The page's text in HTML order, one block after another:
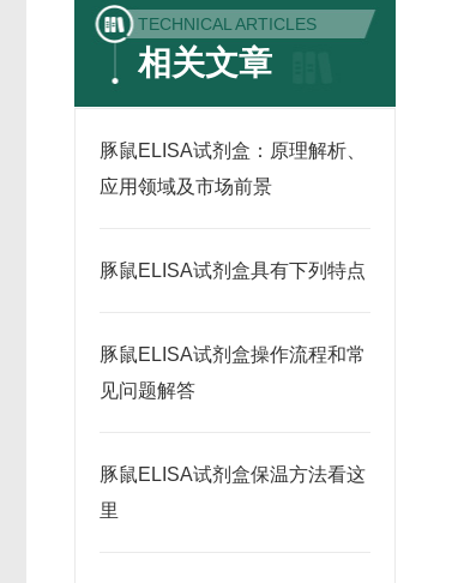
TECHNICAL ARTICLES
相关文章
豚鼠ELISA试剂盒：原理解析、
应用领域及市场前景
豚鼠ELISA试剂盒具有下列特点
豚鼠ELISA试剂盒操作流程和常
见问题解答
豚鼠ELISA试剂盒保温方法看这
里